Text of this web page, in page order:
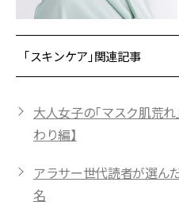
「スキンケア」関連記事
大人女子の「マスク肌荒
わり編】
アラサー世代読者が選ん
名